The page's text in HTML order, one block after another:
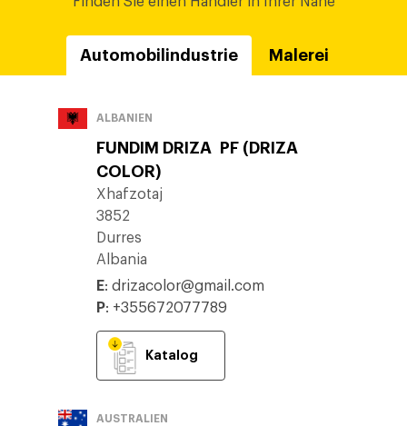
Automobilindustrie Malerei
ALBANIEN
FUNDIM DRIZA PF (DRIZA
COLOR)
Xhafzotaj
3852
Durres
Albania
E: drizacolor@gmail.com
P: +355672077789
Katalog
AUSTRALIEN